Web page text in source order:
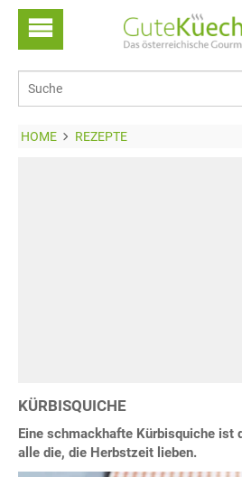
HOME REZEPTE
KÜRBISQUICHE
Eine schmackhafte Kürbisquiche ist
alle die, die Herbstzeit lieben.